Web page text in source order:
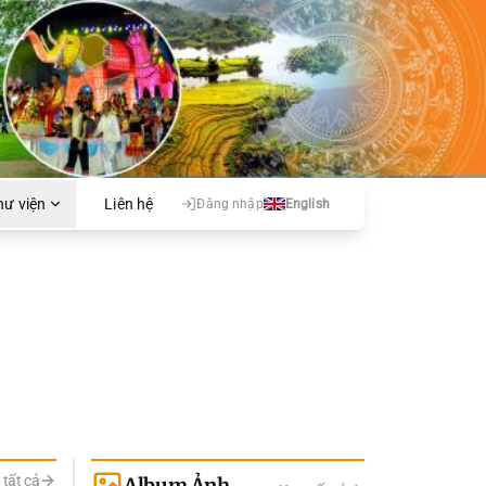
viện Liên hệ Đăng nhập English
tất cả